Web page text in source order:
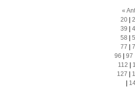
«
20|
39
58
77
96
97
112
127